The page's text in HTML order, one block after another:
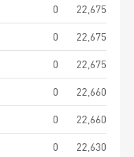
0
22,675
0
22,675
0
22,675
0
22,660
0
22,660
0
22,630